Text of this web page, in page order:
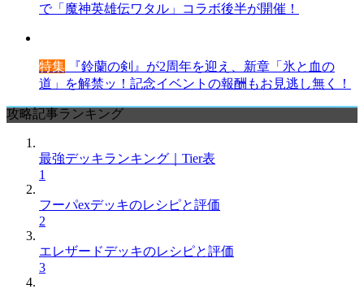
で「魔神英雄伝ワタル」コラボ後半が開催！
特集 『鈴蘭の剣』が2周年を迎え、新章「氷と血の
道」を解禁ッ！記念イベントの報酬もお見逃し無く！
攻略記事ランキング
最強デッキランキング｜Tier表
1
フーパexデッキのレシピと評価
2
エレザードデッキのレシピと評価
3